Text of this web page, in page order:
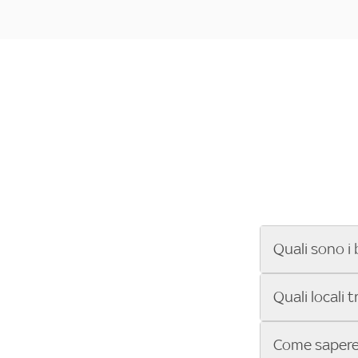
Quali sono i
Se cerchi un
ENILIVE, la
Sky Bar ti
Quali locali
Vuoi sapere
Come